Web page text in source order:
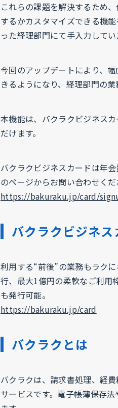
これらの課題を解決するため
するかカスタマイズできる機
った経理部門にて手入力して
今回のアップデートにより、
きるようになり、経理部門の
本機能は、バクラクビジネス
だけます。
バクラクビジネスカードは年
のページからお問い合わせくだ
https://bakuraku.jp/card/
バクラクビジネス
利用する“前後”の業務もラク
行、最大1億円の柔軟なご利用
も発行可能。
https://bakuraku.jp/card
バクラクとは
バクラクは、請求書処理、経
サービスです。電子帳簿保存